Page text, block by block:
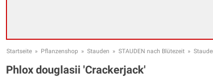
Startseite » Pflanzenshop » Stauden » STAUDEN nach Blütezeit »
Phlox douglasii 'Crackerjack'